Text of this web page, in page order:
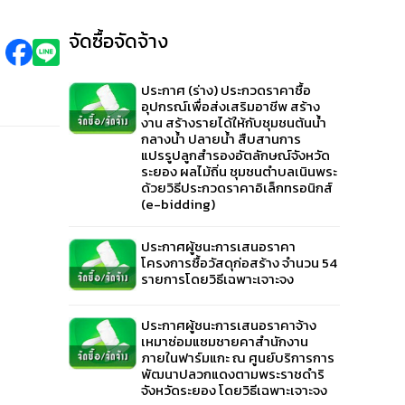
จัดซื้อจัดจ้าง
ประกาศ (ร่าง) ประกวดราคาซื้อ
อุปกรณ์เพื่อส่งเสริมอาชีพ สร้าง
งาน สร้างรายได้ให้กับชุมชนต้นน้ำ
กลางน้ำ ปลายน้ำ สืบสานการ
แปรรูปลูกสำรองอัตลักษณ์จังหวัด
ระยอง ผลไม้ถิ่น ชุมชนตำบลเนินพระ
ด้วยวิธีประกวดราคาอิเล็กทรอนิกส์
(e-bidding)
ประกาศผู้ชนะการเสนอราคา
โครงการซื้อวัสดุก่อสร้าง จำนวน 54
รายการโดยวิธีเฉพาะเจาะจง
ประกาศผู้ชนะการเสนอราคาจ้าง
เหมาซ่อมแซมชายคาสำนักงาน
ภายในฟาร์มแกะ ณ ศูนย์บริการการ
พัฒนาปลวกแดงตามพระราชดำริ
จังหวัดระยอง โดยวิธีเฉพาะเจาะจง